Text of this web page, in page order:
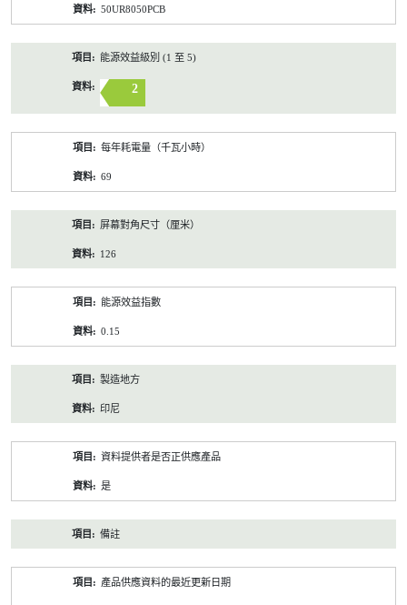
50UR8050PCB
能源效益級別 (1 至 5)
2
每年耗電量（千瓦小時）
69
屏幕對角尺寸（厘米）
126
能源效益指數
0.15
製造地方
印尼
資料提供者是否正供應產品
是
備註
產品供應資料的最近更新日期